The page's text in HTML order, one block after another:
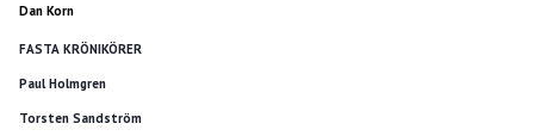
Dan Korn
FASTA KRÖNIKÖRER
Paul Holmgren
Torsten Sandström